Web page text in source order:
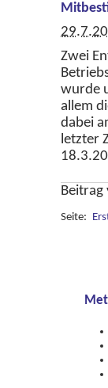
Zwei
wurde
allem
dabei
letzter
Beitrag
Seite: